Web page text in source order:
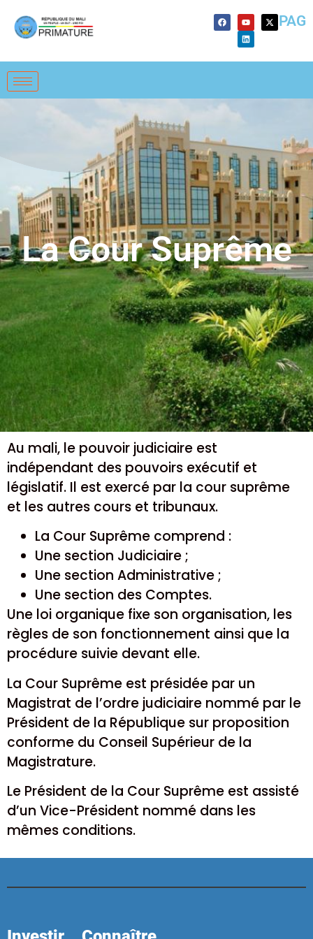
PAG
La Cour Suprême
Au mali, le pouvoir judiciaire est
indépendant des pouvoirs exécutif et
législatif. Il est exercé par la cour suprême
et les autres cours et tribunaux.
La Cour Suprême comprend :
Une section Judiciaire ;
Une section Administrative ;
Une section des Comptes.
Une loi organique fixe son organisation, les
règles de son fonctionnement ainsi que la
procédure suivie devant elle.
La Cour Suprême est présidée par un
Magistrat de l’ordre judiciaire nommé par le
Président de la République sur proposition
conforme du Conseil Supérieur de la
Magistrature.
Le Président de la Cour Suprême est assisté
d’un Vice-Président nommé dans les
mêmes conditions.